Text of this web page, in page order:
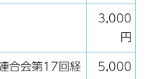
3,000
円
合会第17回経
5,000